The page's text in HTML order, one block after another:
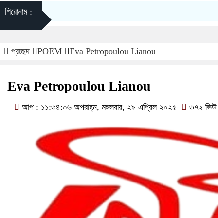
শিরোনাম :
প্রচ্ছদ POEM Eva Petropoulou Lianou
Eva Petropoulou Lianou
আপ : ১১:৩৪:০৬ অপরাহ্ন, মঙ্গলবার, ২৯ এপ্রিল ২০২৫ ৩৭২